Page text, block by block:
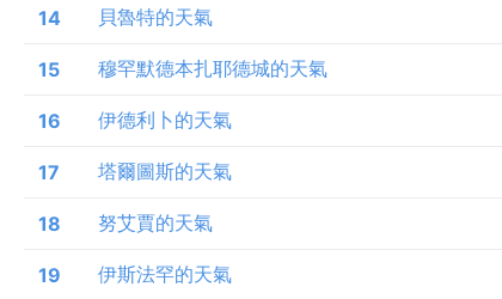
14 貝魯特的天氣
15 穆罕默德本扎耶德城的天氣
16 伊德利卜的天氣
17 塔爾圖斯的天氣
18 努艾賈的天氣
19 伊斯法罕的天氣